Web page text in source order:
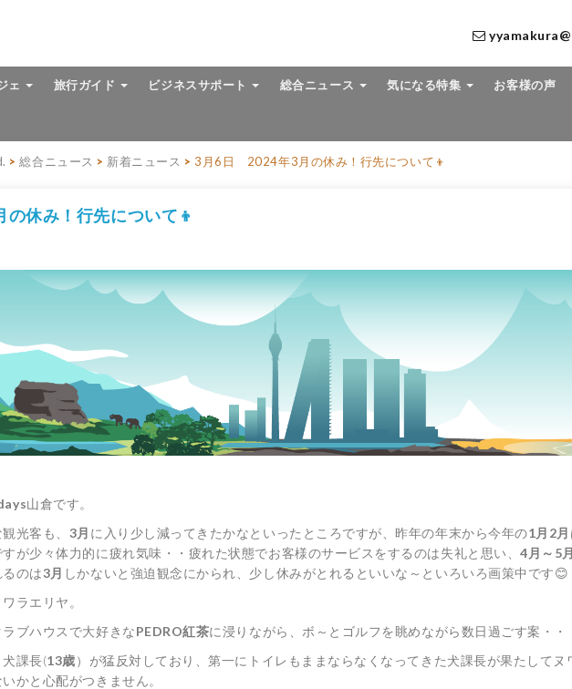
ェ 旅行ガイド ビジネスサポート 総合ニュース 気になる特集 お客様の声
>総合ニュース > 新着ニュース > 3月6日 2024年3月の休み！行先について👦
休み！行先について👦
山倉です。
光客も、 3月 に入り少し減ってきたかなといったところですが、昨年の年末から今年の1月2月
が少々体力的に疲れ気味・・疲れた状態でお客様のサービスをするのは失礼と思い、4月～5月
のは3月 しかないと強迫観念にかられ、少し休みがとれるといいな～といろいろ画策中です😊
ラエリヤ。
ブハウスで大好きなPEDRO紅茶に浸りながら、ボ～とゴルフを眺めながら数日過ごす案・・
課長(13歳）が猛反対しており、第一にトイレもままならなくなってきた犬課長が果たして
かと心配がつきません。